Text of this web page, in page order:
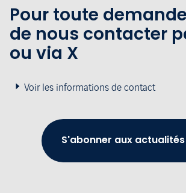
Pour toute
de nous contacter
ou via X
Voir les informations de contact
S'abonner aux actualités